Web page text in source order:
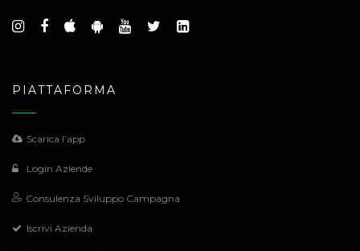
PIATTAFORMA
Scarica l’app
Login Aziende
Consulenza Sviluppo Campagna
Iscrivi Azienda